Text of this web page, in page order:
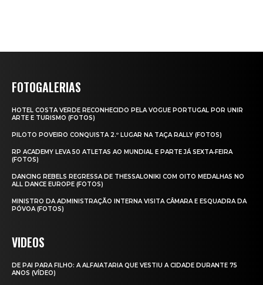
FOTOGALERIAS
HOTEL COSTA VERDE RECONHECIDO PELA VOGUE PORTUGAL POR UNIR
ARTE E TURISMO (FOTOS)
PILOTO POVEIRO CONQUISTA 2.º LUGAR NA TAÇA RALLY (FOTOS)
RP ACADEMY LEVA 50 ATLETAS AO MUNDIAL E PARTE JÁ SEXTA‑FEIRA
(FOTOS)
DANCING REBELS REGRESSA DE THESSALONIKI COM OITO MEDALHAS NO
ALL DANCE EUROPE (FOTOS)
MINISTRO DA ADMINISTRAÇÃO INTERNA VISITA CÂMARA E ESQUADRA DA
PÓVOA (FOTOS)
VIDEOS
DE PAI PARA FILHO: A ALFAIATARIA QUE VESTIU A CIDADE DURANTE 75
ANOS (VÍDEO)